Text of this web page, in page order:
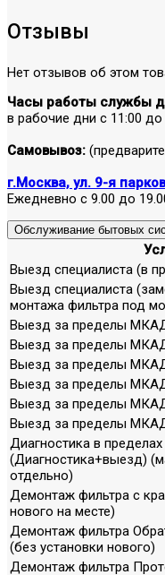
Отзывы
Нет отзывов об этом
Часы работы службы
в рабочие дни с 11:00 до
Самовывоз:
г.Москва, ул. 9-я
Ежедневно с 9.00 до
Обслуживание бытовых
Выезд специалиста (в
Выезд специалиста
монтажа фильтра под
Выезд за пределы
Выезд за пределы
Выезд за пределы
Выезд за пределы
Выезд за пределы
Выезд за пределы
Диагностика в
(Диагностика+выезд)
отдельно)
Демонтаж фильтра с
нового на месте)
Демонтаж фильтра
(без установки нового)
Демонтаж фильтра